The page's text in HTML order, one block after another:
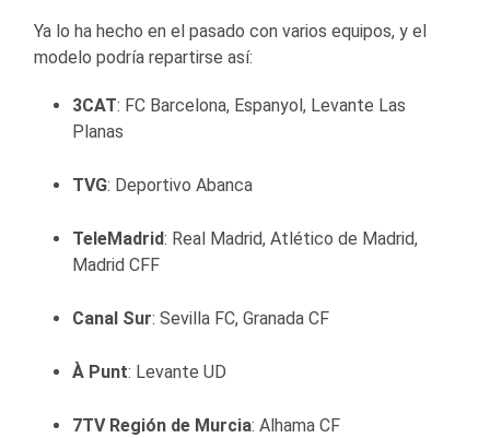
Ya lo ha hecho en el pasado con varios equipos, y el
modelo podría repartirse así:
3CAT: FC Barcelona, Espanyol, Levante Las
Planas
TVG: Deportivo Abanca
TeleMadrid: Real Madrid, Atlético de Madrid,
Madrid CFF
Canal Sur: Sevilla FC, Granada CF
À Punt: Levante UD
7TV Región de Murcia: Alhama CF